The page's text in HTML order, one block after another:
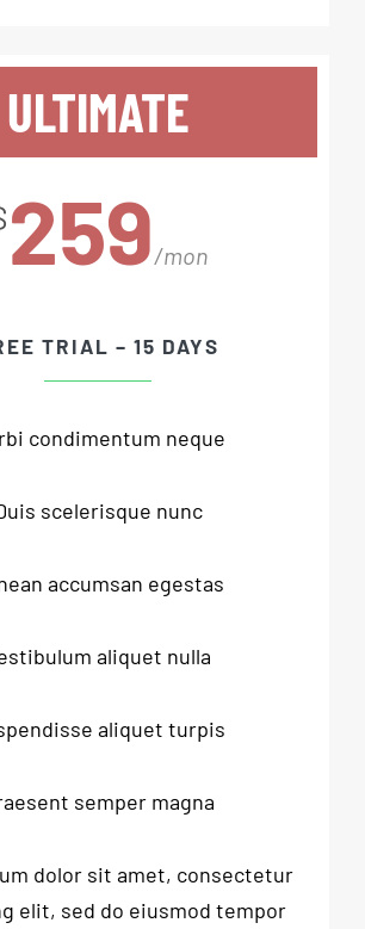
ULTIMATE
259/mon
TRIAL – 15 DAYS
condimentum neque
scelerisque nunc
accumsan egestas
aliquet nulla
aliquet turpis
semper magna
dolor sit amet, consectetur
elit, sed do eiusmod tempor